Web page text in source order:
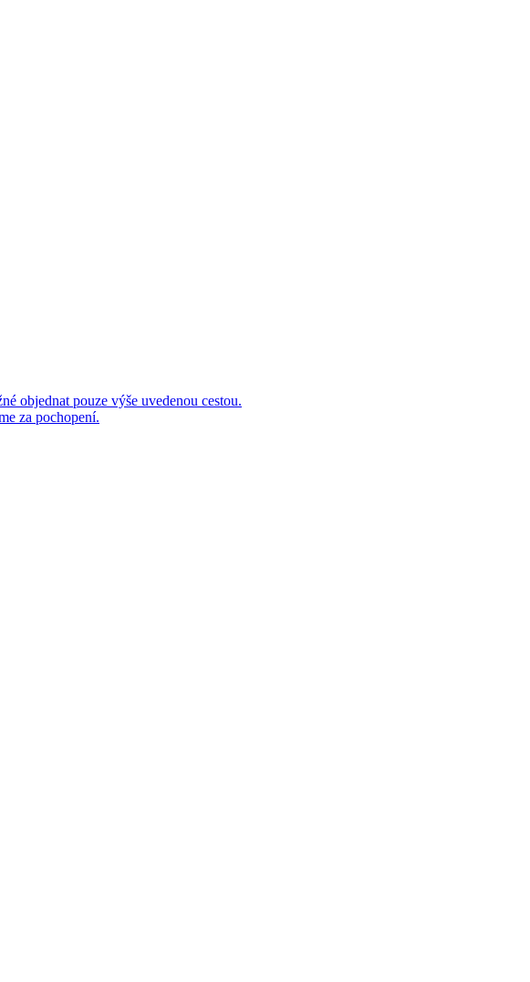
pouze výše uvedenou cestou.
za pochopení.